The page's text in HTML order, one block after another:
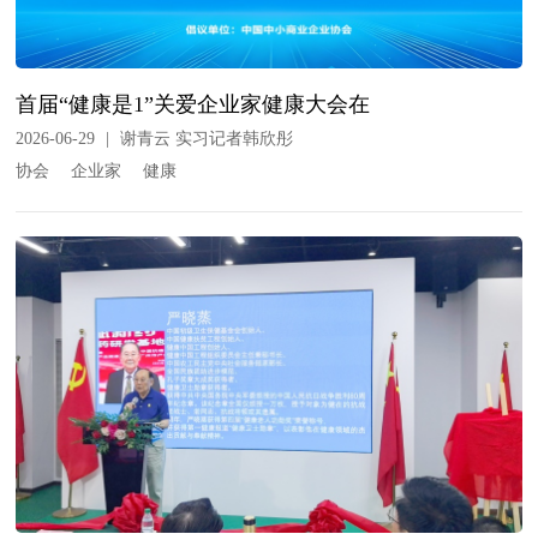
首届“健康是1”关爱企业家健康大会在
2026-06-29 |
谢青云 实习记者韩欣彤
协会
企业家 健康